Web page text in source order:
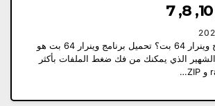
ما هو تحميل برنامج وينرار 64 بت؟ تحميل برنامج وينرار 64 بت هو
الذي يمكنك من فك ضغط الملفات بأكثر